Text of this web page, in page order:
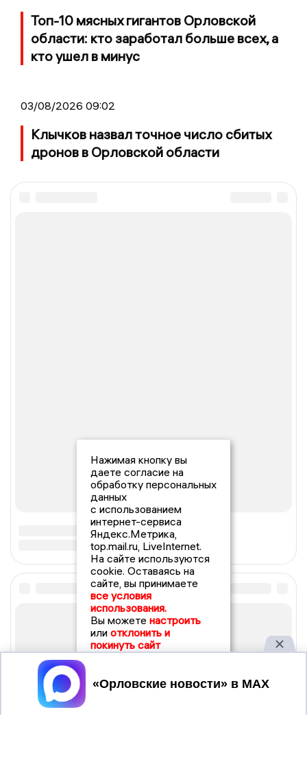
Топ-10 мясных гигантов Орловской
области: кто заработал больше всех, а
кто ушел в минус
03/08/2026 09:02
Клычков назвал точное число сбитых
дронов в Орловской области
Нажимая кнопку вы
даете согласие на
обработку персональных
данных
с использованием
интернет-сервиса
Яндекс.Метрика,
top.mail.ru, LiveInternet.
На сайте используются
cookie. Оставаясь на
сайте, вы принимаете
все условия
использования.
Вы можете настроить
или отклонить и
покинуть сайт
Принять